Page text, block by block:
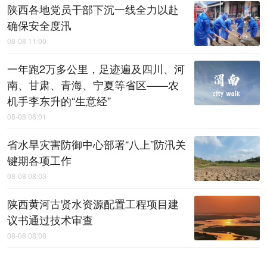
陕西各地党员干部下沉一线全力以赴
确保安全度汛
08-08 11:00
一年跑2万多公里，足迹遍及四川、河
南、甘肃、青海、宁夏等省区——农
机手李东升的“生意经”
08-08 08:01
省水旱灾害防御中心部署“八上”防汛关
键期各项工作
08-08 08:03
陕西黄河古贤水资源配置工程项目建
议书通过技术审查
08-08 08:08